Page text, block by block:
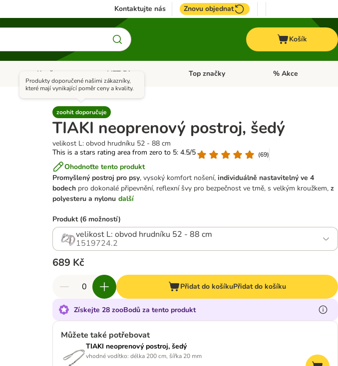
Kontaktujte nás Znovu objednat
Košík
Otevřít menu: Akvaristika
Koně Otevřít menu: Koně
+ VET Dieta Otevřít menu: + VET Dieta
Top značky Otevřít menu: Top
% Akce
zoohit doporučuje
Produkty doporučené našimi zákazníky,
které mají vynikající poměr ceny a kvality.
TIAKI neoprenový postroj, šedý
velikost L: obvod hrudníku 52 - 88 cm
This is a stars rating area from zero to 5: 4.5/5
(69)
Ohodnoťte tento produkt
Promyšlený postroj pro psy, vysoký komfort nošení,individuálně nastavitelný ve 4
bodech pro dokonalé připevnění, reflexní švy pro bezpečnost ve tmě, s velkým kroužkem, z
polyesteru a nylonu další
Produkt (6 možností)
velikost L: obvod hrudníku 52 - 88 cm
1519724.2
689 Kč
Přidat do košíkuPřidat do košíku
Získejte 28 zooBodů za tento produkt
Můžete také potřebovat
TIAKI neoprenový postroj, šedý
vhodné vodítko: délka 200 cm, šířka 20 mm